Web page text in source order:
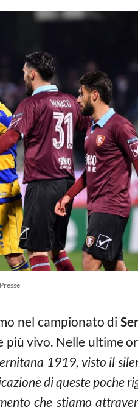
nel campionato di
vivo. Nelle ultime
1919, visto il
di queste poche
che stiamo